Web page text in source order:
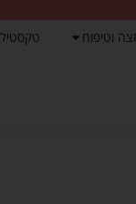
וטיפוח טקסטיל